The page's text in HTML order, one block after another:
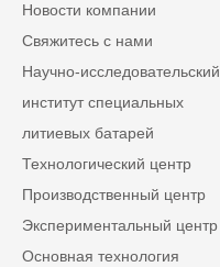
Новости компании
Свяжитесь с нами
Научно-исследовательский
институт специальных
литиевых батарей
Технологический центр
Производственный центр
Экспериментальный центр
Основная технология